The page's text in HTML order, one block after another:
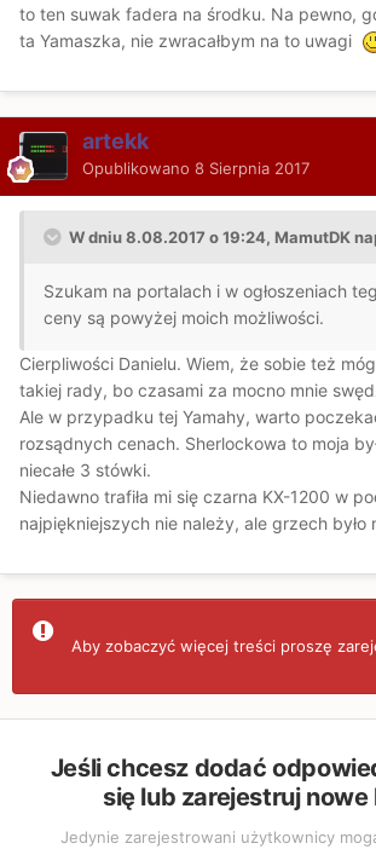
to ten suwak fadera na środku. Na pewno,
ta Yamaszka, nie zwracałbym na to uwagi
artekk
Opublikowano 8 Sierpnia 2017
W dniu 8.08.2017 o 19:24, MamutDK
Szukam na portalach i w ogłoszeniach
ceny są powyżej moich możliwości.
Cierpliwości Danielu. Wiem, że sobie też
takiej rady, bo czasami za mocno mnie
Ale w przypadku tej Yamahy, warto
rozsądnych cenach. Sherlockowa to moja
niecałe 3 stówki.
Niedawno trafiła mi się czarna KX-1200 w
najpiękniejszych nie należy, ale grzech było
Aby zobaczyć więcej treści proszę
Jeśli chcesz dodać
się lub zarejestruj nowe
Jedynie zarejestrowani użytkownicy